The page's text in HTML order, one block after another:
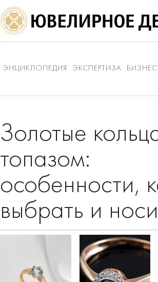
ЭНЦИКЛОПЕДИЯ ЭКСПЕРТИЗА
Золотые
топазом:
особенности,
выбрать и